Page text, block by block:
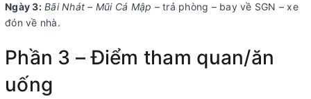
Ngày 3: Bãi Nhát – Mũi Cá Mập – trả phòng – bay về SGN – xe
đón về nhà.
Phần 3 – Điểm tham quan/ăn
uống